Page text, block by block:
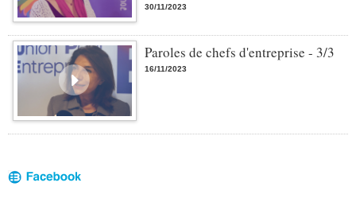
30/11/2023
Paroles de chefs d'entreprise - 3/3
16/11/2023